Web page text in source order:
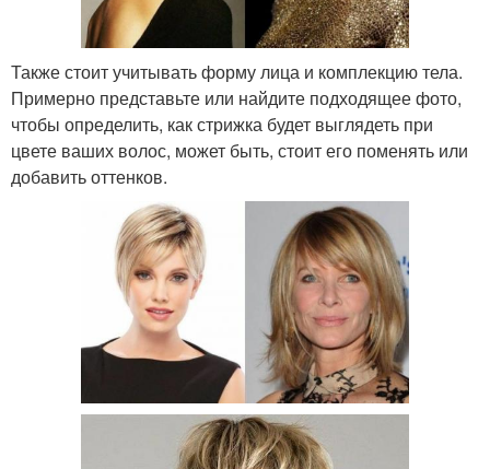
Также стоит учитывать форму лица и комплекцию тела.
Примерно представьте или найдите подходящее фото,
чтобы определить, как стрижка будет выглядеть при
цвете ваших волос, может быть, стоит его поменять или
добавить оттенков.